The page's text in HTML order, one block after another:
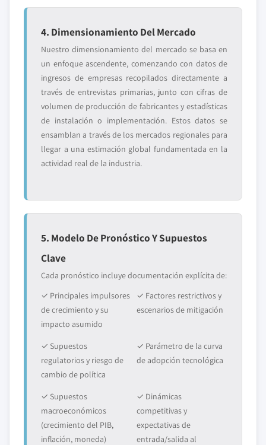
4. Dimensionamiento Del Mercado
Nuestro dimensionamiento del mercado se basa en
un enfoque ascendente, comenzando con datos de
ingresos de empresas recopilados directamente a
través de entrevistas primarias, junto con cifras de
volumen de producción de fabricantes y estadísticas
de instalación o implementación. Estos datos se
ensamblan a través de los mercados regionales para
llegar a una estimación global fundamentada en la
actividad real de la industria.
5. Modelo De Pronóstico Y Supuestos
Clave
Cada pronóstico incluye documentación explícita de:
✓ Principales impulsores
de crecimiento y su
impacto asumido
✓ Factores restrictivos y
escenarios de mitigación
✓ Supuestos
regulatorios y riesgo de
cambio de política
✓ Parámetro de la curva
de adopción tecnológica
✓ Supuestos
macroeconómicos
(crecimiento del PIB,
inflación, moneda)
✓ Dinámicas
competitivas y
expectativas de
entrada/salida al